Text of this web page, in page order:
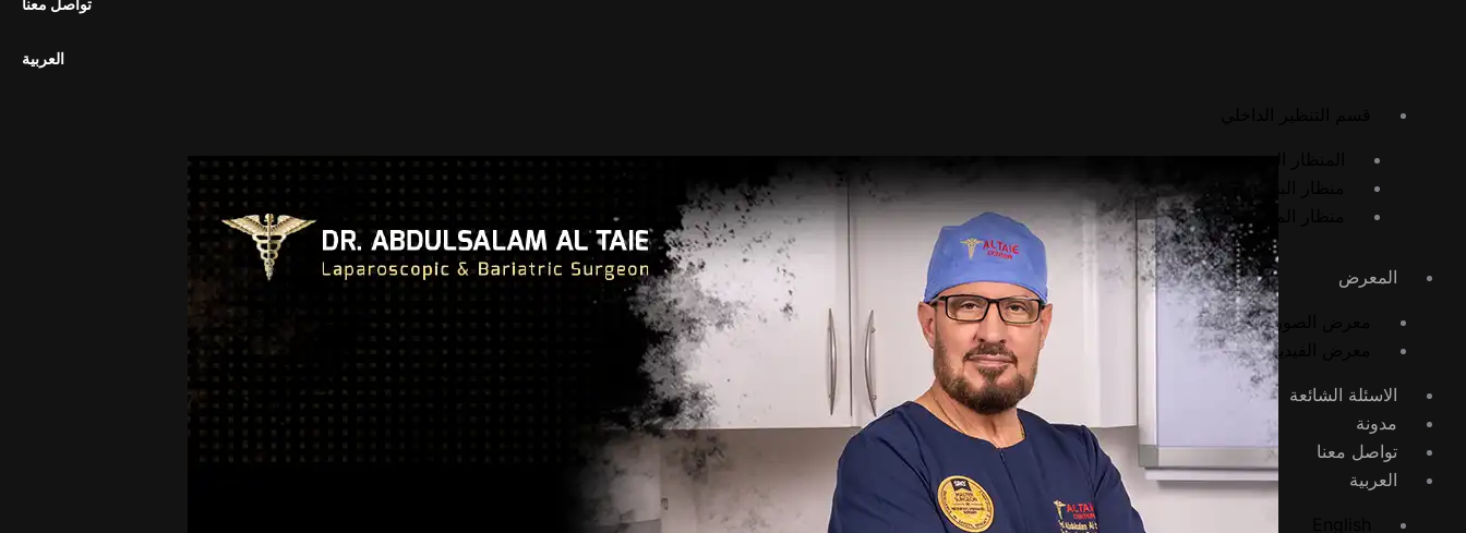
منظار البطن التشخيصي
منظار المعدة
المعرض
معرض الصور
معرض الفيديوهات
الاسئلة الشائعة
مدونة
تواصل معنا
العربية
تواصل معنا
العربية